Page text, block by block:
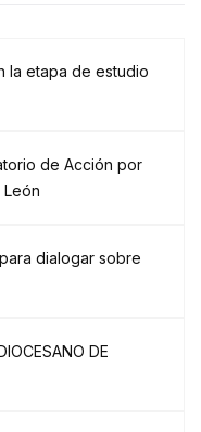
la etapa de estudio
de Acción por
dialogar sobre
DE